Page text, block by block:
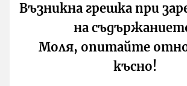
Възникна грешка при
на
Моля, опитайте
късно!